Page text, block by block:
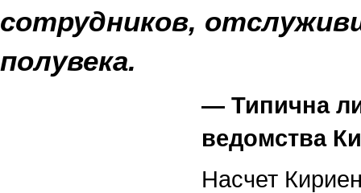
сотрудников,
полувека.
— Типична
ведомства
Насчет